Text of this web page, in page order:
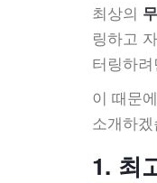
최상의
링하고
터링하
이 때문
소개하
1. 최